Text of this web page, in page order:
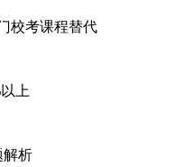
校考课程替代
上
析